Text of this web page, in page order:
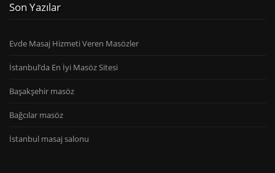
Son Yazılar
Evde Masaj Hizmeti Veren Masözler
İstanbul’da En İyi Masöz Sitesi
Başakşehir masöz
Bağcılar masöz
İstanbul masaj salonu